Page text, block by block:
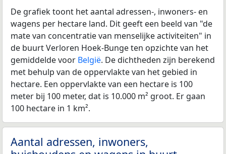
De grafiek toont het aantal adressen-, inwoners- en
wagens per hectare land. Dit geeft een beeld van "de
mate van concentratie van menselijke activiteiten" in
de buurt Verloren Hoek-Bunge ten opzichte van het
gemiddelde voor België. De dichtheden zijn berekend
met behulp van de oppervlakte van het gebied in
hectare. Een oppervlakte van een hectare is 100
meter bij 100 meter, dat is 10.000 m² groot. Er gaan
100 hectare in 1 km².
Aantal adressen, inwoners,